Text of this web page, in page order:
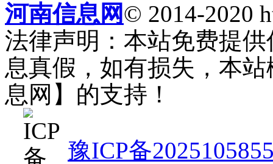
河南信息网© 2014-2020
法律声明：本站免费提
息真假，如有损失，本
息网】的支持！
豫ICP备